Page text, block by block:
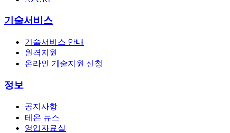
기술서비스
기술서비스 안내
원격지원
온라인 기술지원 신청
정보
공지사항
테온 뉴스
영업자료실